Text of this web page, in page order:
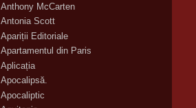
Anthony McCarten
Antonia Scott
Apariții Editoriale
Apartamentul din Paris
Aplicația
Apocalipsă.
Apocaliptic